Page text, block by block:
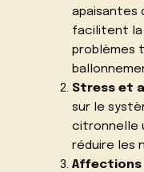
apaisantes
facilitent la
problèmes
Stress et
sur le
citronnelle
réduire les
Affections